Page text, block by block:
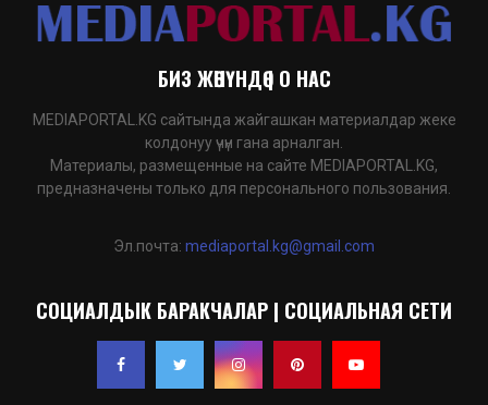
БИЗ ЖӨНҮНДӨ | О НАС
MEDIAPORTAL.KG сайтында жайгашкан материалдар жеке
колдонуу үчүн гана арналган.
Материалы, размещенные на сайте MEDIAPORTAL.KG,
предназначены только для персонального пользования.
Эл.почта: mediaportal.kg@gmail.com
СОЦИАЛДЫК БАРАКЧАЛАР | СОЦИАЛЬНАЯ СЕТИ